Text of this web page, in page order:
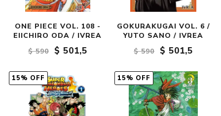
ONE PIECE VOL. 108 -
EIICHIRO ODA / IVREA
$ 590
$ 501,5
GOKURAKUGAI VOL. 6 /
YUTO SANO / IVREA
$ 590
$ 501,5
15% OFF 15% OFF